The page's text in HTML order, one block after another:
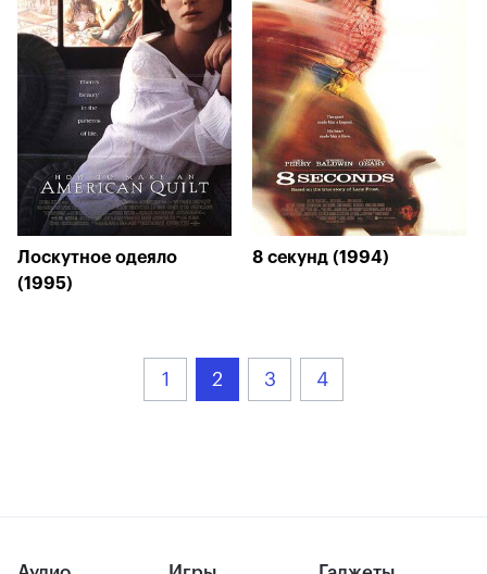
Лоскутное одеяло
(1995)
8 секунд (1994)
1 2 3 4